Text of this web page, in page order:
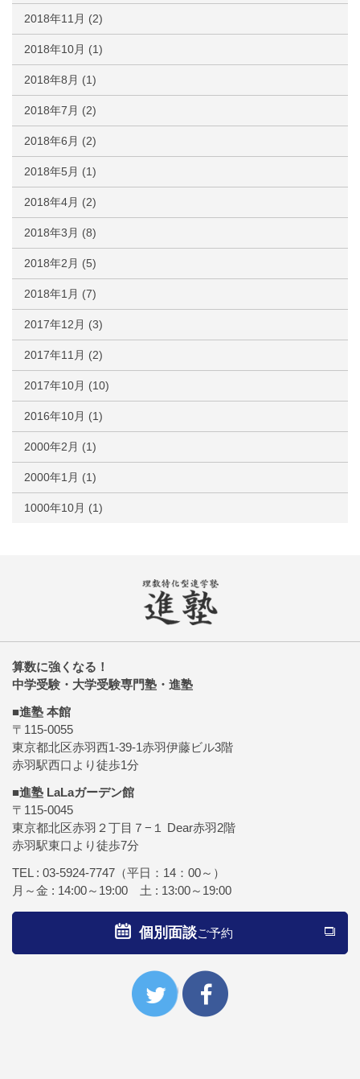
2018年11月 (2)
2018年10月 (1)
2018年8月 (1)
2018年7月 (2)
2018年6月 (2)
2018年5月 (1)
2018年4月 (2)
2018年3月 (8)
2018年2月 (5)
2018年1月 (7)
2017年12月 (3)
2017年11月 (2)
2017年10月 (10)
2016年10月 (1)
2000年2月 (1)
2000年1月 (1)
1000年10月 (1)
算数に強くなる！
中学受験・大学受験専門塾・進塾
■進塾 本館
〒115-0055
東京都北区赤羽西1-39-1赤羽伊藤ビル3階
赤羽駅西口より徒歩1分
■進塾 LaLaガーデン館
〒115-0045
東京都北区赤羽２丁目７−１ Dear赤羽2階
赤羽駅東口より徒歩7分
TEL : 03-5924-7747 （平日：14：00～）
月～金 : 14:00～19:00 土 : 13:00～19:00
個別面談ご予約